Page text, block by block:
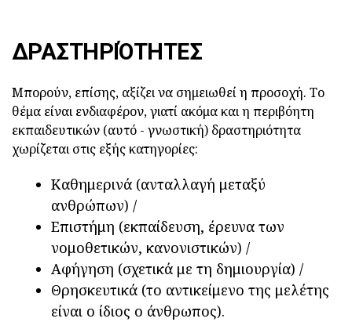
ΔΡΑΣΤΗΡΙΌΤΗΤΕΣ
Μπορούν, επίσης, αξίζει να σημειωθεί η προσοχή. Το
θέμα είναι ενδιαφέρον, γιατί ακόμα και η περιβόητη
εκπαιδευτικών (αυτό - γνωστική) δραστηριότητα
χωρίζεται στις εξής κατηγορίες:
Καθημερινά (ανταλλαγή μεταξύ
ανθρώπων) /
Επιστήμη (εκπαίδευση, έρευνα των
νομοθετικών, κανονιστικών) /
Αφήγηση (σχετικά με τη δημιουργία) /
Θρησκευτικά (το αντικείμενο της μελέτης
είναι ο ίδιος ο άνθρωπος).